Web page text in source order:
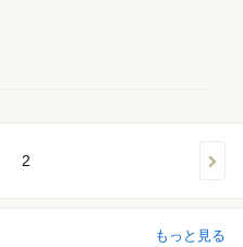
2
もっと見る